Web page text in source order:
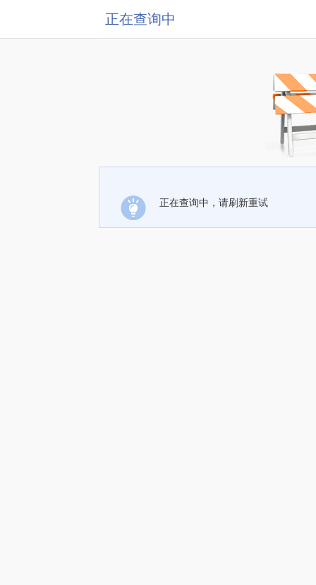
正在查询中
正在查询中，请刷新重试